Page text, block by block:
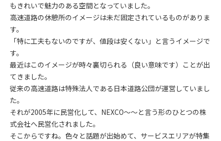
もきれいで魅力のある空間となっていました。
高速道路の休憩所のイメージは未だ固定されているものがありま
す。
「特に工夫もないのですが、値段は安くない」と言うイメージで
す。
最近はこのイメージが時々裏切られる（良い意味です）ことが出
てきました。
従来の高速道路は特殊法人である日本道路公団が運営していまし
た。
それが2005年に民営化して、NEXCO～～と言う形のひとつの株
式会社へ民営化されました。
そこからですね。色々と話題が出始めて、サービスエリアが特集